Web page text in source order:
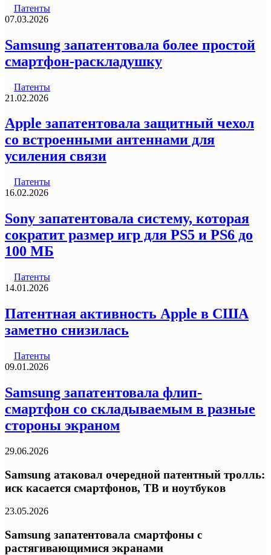
Патенты
07.03.2026
Samsung запатентовала более простой
смартфон-раскладушку
Патенты
21.02.2026
Apple запатентовала защитный чехол
со встроенными антеннами для
усиления связи
Патенты
16.02.2026
Sony запатентовала систему, которая
сократит размер игр для PS5 и PS6 до
100 МБ
Патенты
14.01.2026
Патентная активность Apple в США
заметно снизилась
Патенты
09.01.2026
Samsung запатентовала флип-
смартфон со складываемым в разные
стороны экраном
29.06.2026
Samsung атаковал очередной патентный тролль:
иск касается смартфонов, ТВ и ноутбуков
23.05.2026
Samsung запатентовала смартфоны с
растягивающимися экранами